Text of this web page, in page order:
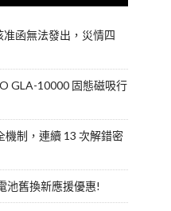
函無法發出，災情四
GLA-10000 固態磁吸行
機制，連續 13 次解錯密
池舊換新應援優惠!